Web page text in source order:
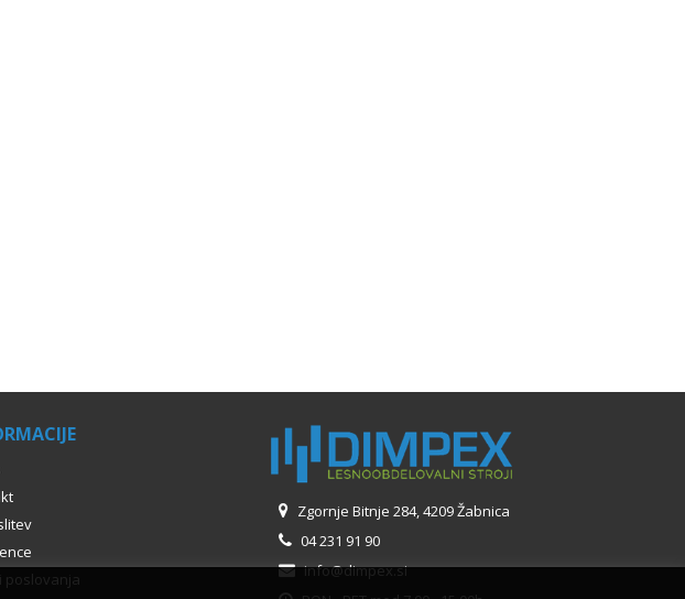
poslovanja
Zgornje Bitnje 284, 4209 Žabnica
04 231 91 90
info@dimpex.si